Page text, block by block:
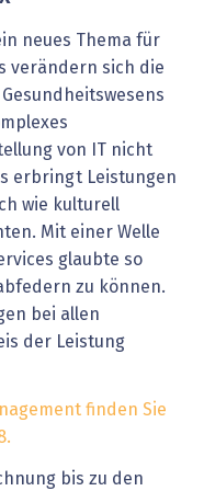
neues Thema für
verändern sich die
von IT nicht
erbringt Leistungen
wie kulturell
Mit einer Welle
glaubte so
zu können.
bei allen
der Leistung
finden Sie
bis zu den